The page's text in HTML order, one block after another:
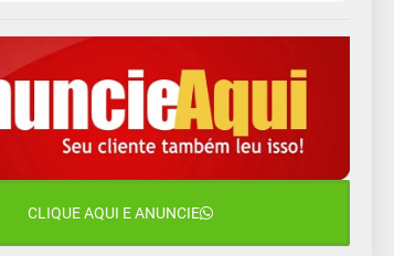
13°C 11°C
20°C 15°C
CLIQUE AQUI E ANUNCIE